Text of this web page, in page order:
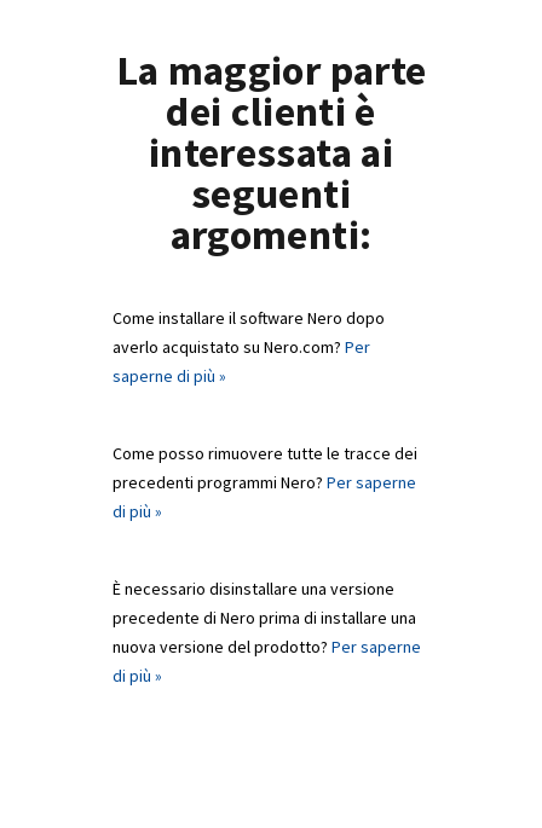
La maggior parte
dei clienti è
interessata ai
seguenti
argomenti:
Come installare il software Nero dopo
averlo acquistato su Nero.com? Per
saperne di più »
Come posso rimuovere tutte le tracce dei
precedenti programmi Nero? Per saperne
di più »
È necessario disinstallare una versione
precedente di Nero prima di installare una
nuova versione del prodotto? Per saperne
di più »